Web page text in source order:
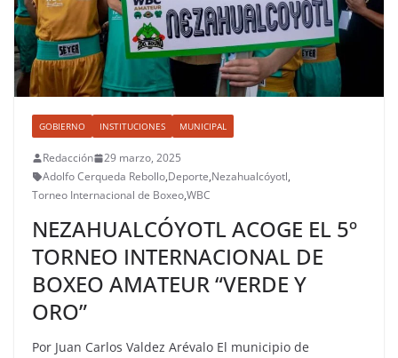
GOBIERNO INSTITUCIONES MUNICIPAL
Redacción
29 marzo, 2025
Adolfo Cerqueda Rebollo,Deporte,Nezahualcóyotl,
Torneo Internacional de Boxeo,WBC
NEZAHUALCÓYOTL ACOGE EL 5º
TORNEO INTERNACIONAL DE
BOXEO AMATEUR “VERDE Y
ORO”
Por Juan Carlos Valdez Arévalo El municipio de